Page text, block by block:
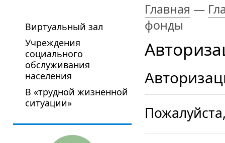
Главная —
фонды
Виртуальный зал
Учреждения
социального
обслуживания
населения
В «трудной жизненной
ситуации»